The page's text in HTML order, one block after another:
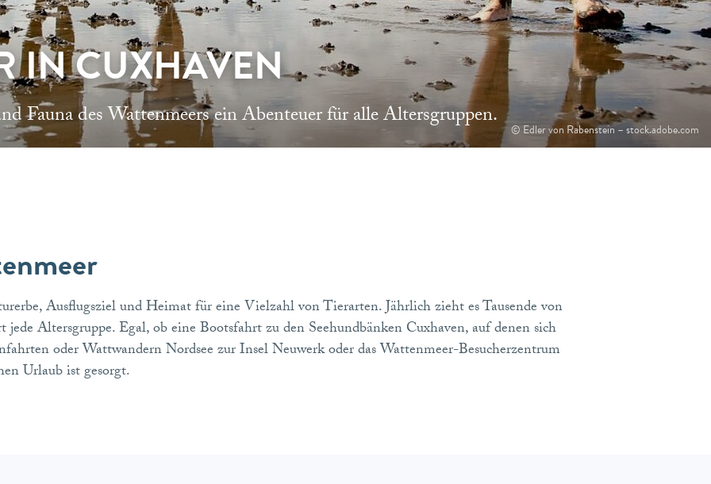
© Edler von Rabenstein – stock.adobe.com
IN CUXHAVEN
Fauna des Wattenmeers ein Abenteuer für alle Altersgruppen.
Ausflugsziel und Heimat für eine Vielzahl von Tierarten. Jährlich zieht es Tausende von
Altersgruppe. Egal, ob eine Bootsfahrt zu den Seehundbänken Cuxhaven, auf denen sich
oder Wattwandern Nordsee zur Insel Neuwerk oder das Wattenmeer-Besucherzentrum
Urlaub ist gesorgt.